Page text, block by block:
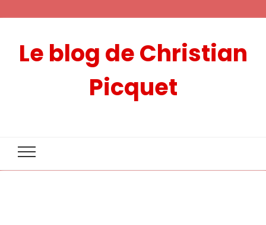
Le blog de Christian
Picquet